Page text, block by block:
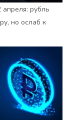
рубль
но ослаб к